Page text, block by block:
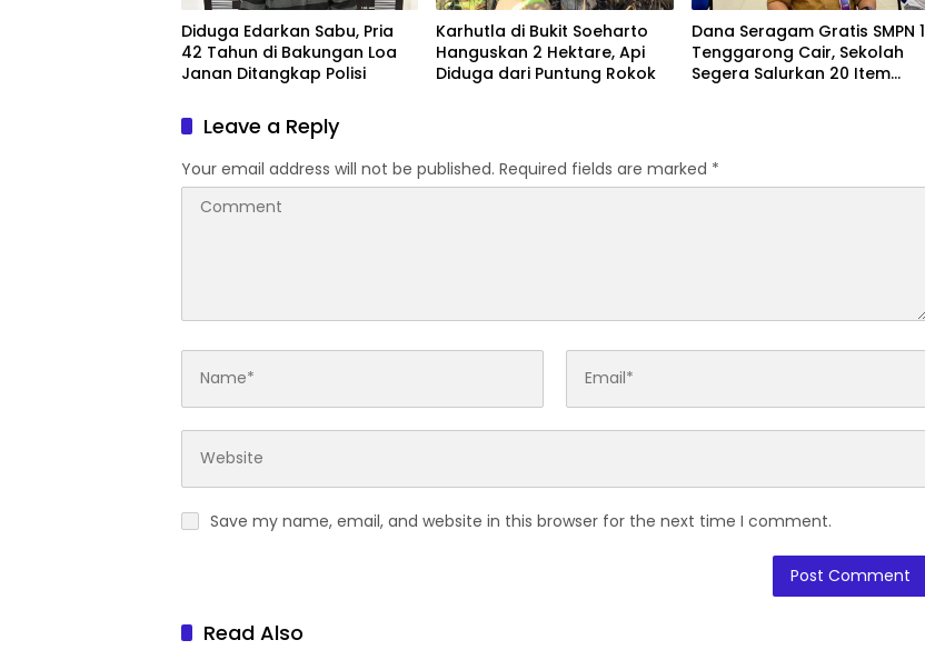
Diduga Edarkan Sabu, Pria
42 Tahun di Bakungan Loa
Janan Ditangkap Polisi
Karhutla di Bukit Soeharto
Hanguskan 2 Hektare, Api
Diduga dari Puntung Rokok
Dana Seragam Gratis SMPN 1
Tenggarong Cair, Sekolah
Segera Salurkan 20 Item
Leave a Reply
Your email address will not be published. Required fields are marked *
Save my name, email, and website in this browser for the next time I comment.
Read Also